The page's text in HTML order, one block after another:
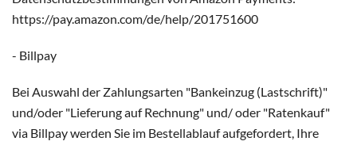
https://pay.amazon.com/de/help/201751600
- Billpay
Bei Auswahl der Zahlungsarten "Bankeinzug (Lastschrift)"
und/oder "Lieferung auf Rechnung" und/ oder "Ratenkauf"
via Billpay werden Sie im Bestellablauf aufgefordert, Ihre